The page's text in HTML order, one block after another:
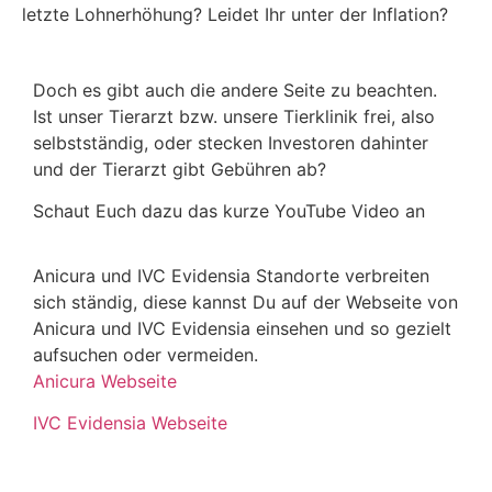
letzte Lohnerhöhung? Leidet Ihr unter der Inflation?
Doch es gibt auch die andere Seite zu beachten.
Ist unser Tierarzt bzw. unsere Tierklinik frei, also
selbstständig, oder stecken Investoren dahinter
und der Tierarzt gibt Gebühren ab?
Schaut Euch dazu das kurze YouTube Video an
Anicura und IVC Evidensia Standorte verbreiten
sich ständig, diese kannst Du auf der Webseite von
Anicura und IVC Evidensia einsehen und so gezielt
aufsuchen oder vermeiden.
Anicura Webseite
IVC Evidensia Webseite